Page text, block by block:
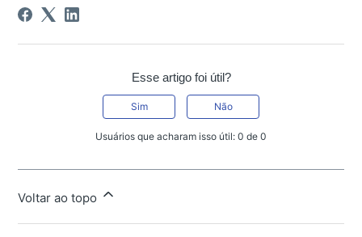
Esse artigo foi útil?
Sim Não
Usuários que acharam isso útil: 0 de 0
Voltar ao topo